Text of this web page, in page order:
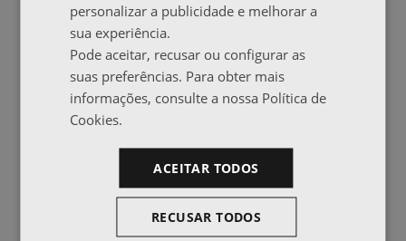
personalizar a publicidade e melhorar a
sua experiência.
Pode aceitar, recusar ou configurar as
suas preferências. Para obter mais
informações, consulte a nossa Política de
Cookies.
ACEITAR TODOS
RECUSAR TODOS